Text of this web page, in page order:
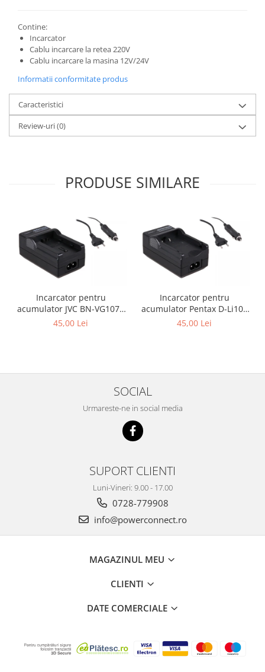
Contine:
Incarcator
Cablu incarcare la retea 220V
Cablu incarcare la masina 12V/24V
Informatii conformitate produs
Caracteristici
Review-uri(0)
PRODUSE SIMILARE
Incarcator pentru
acumulator JVC BN-VG107e
Patona
45,00 Lei
Incarcator pentru
acumulator Pentax D-Li109
Patona
45,00 Lei
SOCIAL
Urmareste-ne in social media
SUPORT CLIENTI
Luni-Vineri: 9.00 - 17.00
0728-779908
info@powerconnect.ro
MAGAZINUL MEU
CLIENTI
DATE COMERCIALE